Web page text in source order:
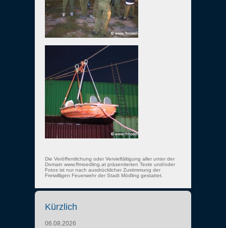
Die Veröffentlichung oder Vervielfältigung aller unter der
Domain www.ffmoedling.at präsentierten Texte und/oder
Fotos ist nur nach ausdrücklicher Zustimmung der
Freiwilligen Feuerwehr der Stadt Mödling gestattet.
Kürzlich
06.08.2026